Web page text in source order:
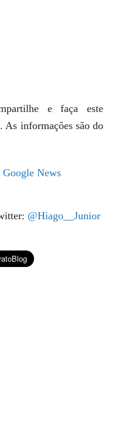
e faça este
As informações são do
Google News
@Hiago__Junior